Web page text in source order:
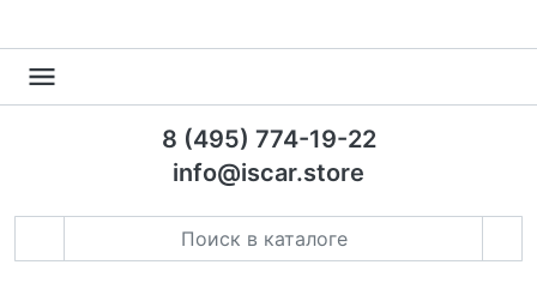
8 (495) 774-19-22
info@iscar.store